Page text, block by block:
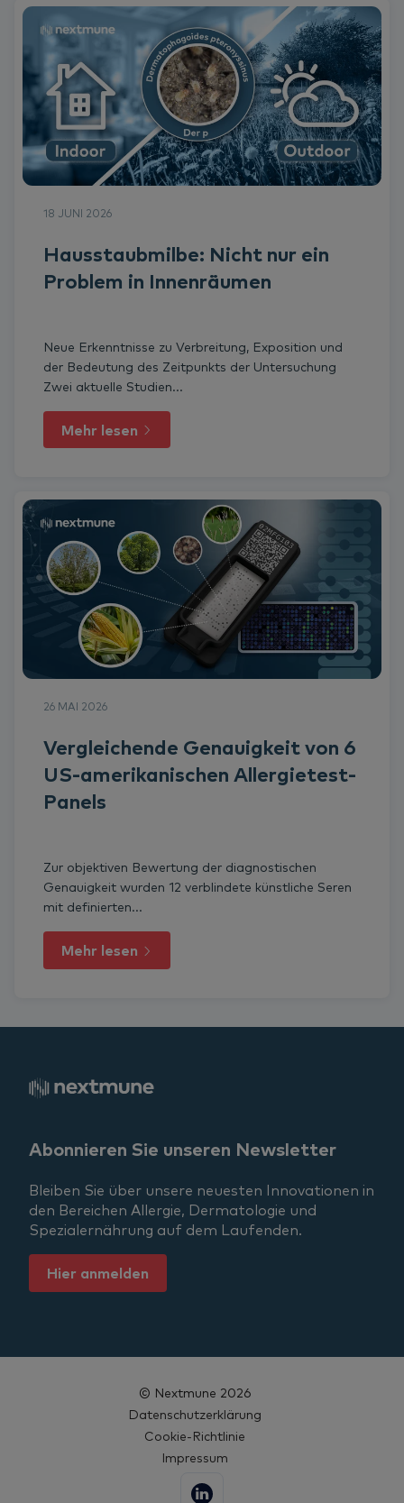
18 JUNI 2026
Hausstaubmilbe: Nicht nur ein
Problem in Innenräumen
Neue Erkenntnisse zu Verbreitung, Exposition und
der Bedeutung des Zeitpunkts der Untersuchung
Zwei aktuelle Studien...
Mehr lesen
26 MAI 2026
Vergleichende Genauigkeit von 6
US-amerikanischen Allergietest-
Panels
Zur objektiven Bewertung der diagnostischen
Genauigkeit wurden 12 verblindete künstliche Seren
mit definierten...
Mehr lesen
Abonnieren Sie unseren Newsletter
Bleiben Sie über unsere neuesten Innovationen in
den Bereichen Allergie, Dermatologie und
Spezialernährung auf dem Laufenden.
Hier anmelden
© Nextmune 2026
Datenschutzerklärung
Cookie-Richtlinie
Impressum